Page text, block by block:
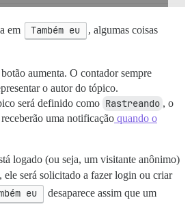
em Também eu
, algumas coisas
aumenta. O contador sempre
o autor do tópico.
será definido como Rastreando , o
uma notificação quando o
logado (ou seja, um visitante anônimo)
, ele será solicitado a fazer login ou criar
eu
desaparece assim que um